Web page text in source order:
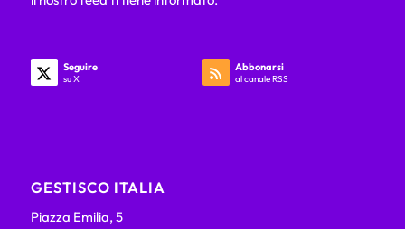
Seguire
su X
Abbonarsi
al canale RSS
GESTISCO ITALIA
Piazza Emilia, 5